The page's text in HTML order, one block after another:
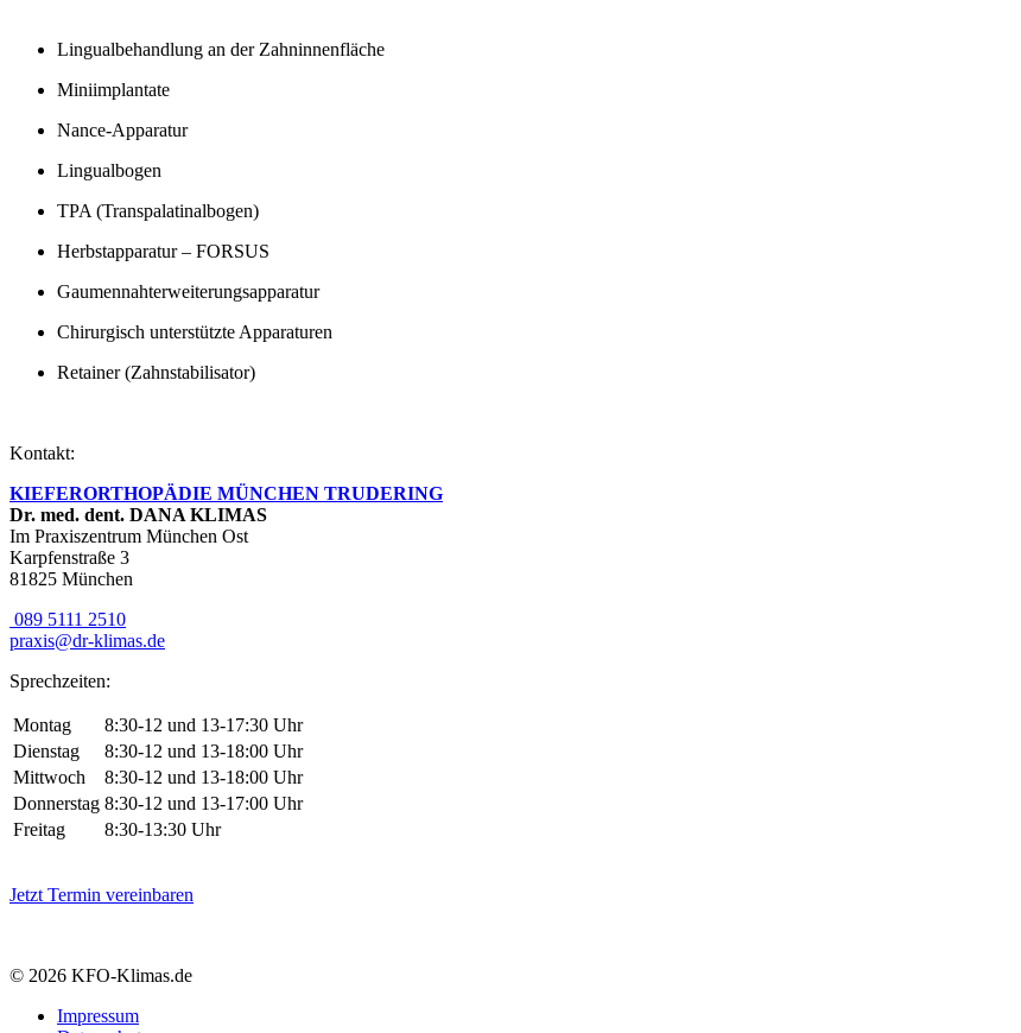
Lingualbehandlung an der Zahninnenfläche
Miniimplantate
Nance-Apparatur
Lingualbogen
TPA (Transpalatinalbogen)
Herbstapparatur – FORSUS
Gaumennahterweiterungsapparatur
Chirurgisch unterstützte Apparaturen
Retainer (Zahnstabilisator)
Kontakt:
KIEFERORTHOPÄDIE MÜNCHEN TRUDERING
Dr. med. dent. DANA KLIMAS
Im Praxiszentrum München Ost
Karpfenstraße 3
81825 München
089 5111 2510
praxis@dr-klimas.de
Sprechzeiten:
Montag
8:30-12 und 13-17:30 Uhr
Dienstag
8:30-12 und 13-18:00 Uhr
Mittwoch
8:30-12 und 13-18:00 Uhr
Donnerstag 8:30-12 und 13-17:00 Uhr
Freitag
8:30-13:30 Uhr
Jetzt Termin vereinbaren
© 2026 KFO-Klimas.de
Impressum